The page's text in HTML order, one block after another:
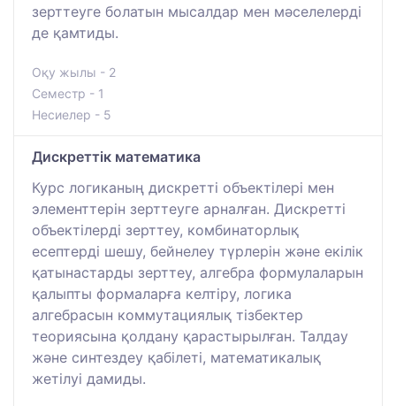
зерттеуге болатын мысалдар мен мәселелерді
де қамтиды.
Оқу жылы - 2
Семестр - 1
Несиелер - 5
Дискреттік математика
Курс логиканың дискретті объектілері мен
элементтерін зерттеуге арналған. Дискретті
объектілерді зерттеу, комбинаторлық
есептерді шешу, бейнелеу түрлерін және екілік
қатынастарды зерттеу, алгебра формулаларын
қалыпты формаларға келтіру, логика
алгебрасын коммутациялық тізбектер
теориясына қолдану қарастырылған. Талдау
және синтездеу қабілеті, математикалық
жетілуі дамиды.